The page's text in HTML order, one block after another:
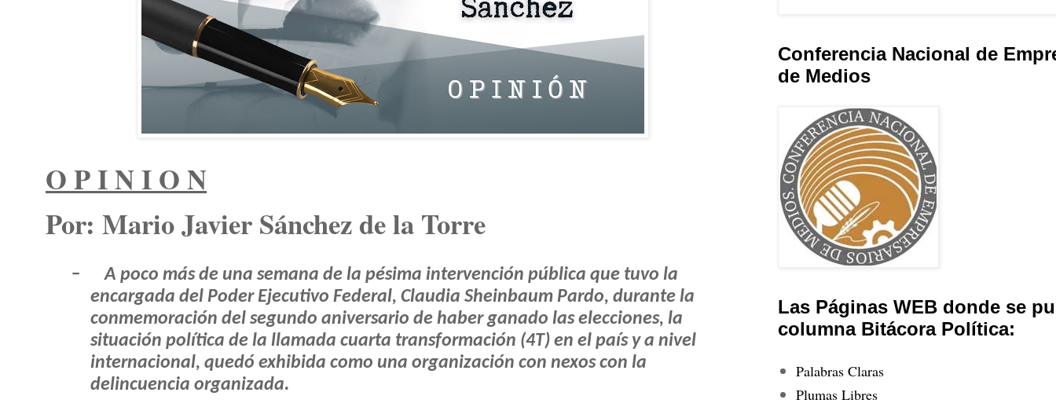
O P I N I O N
Por: Mario Javier Sánchez de la Torre
-
A poco más de una semana de la pésima intervención pública que tuvo la
encargada del Poder Ejecutivo Federal, Claudia Sheinbaum Pardo, durante la
conmemoración del segundo aniversario de haber ganado las elecciones, la
situación política de la llamada cuarta transformación (4T) en el país y a nivel
internacional, quedó exhibida como una organización con nexos con la
delincuencia organizada.
Conferencia Nacional de
de Medios
Las Páginas WEB donde se
columna Bitácora Política:
Palabras Claras
Plumas Libres